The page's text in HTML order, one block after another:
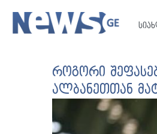
როგორი
ალბანეთთან